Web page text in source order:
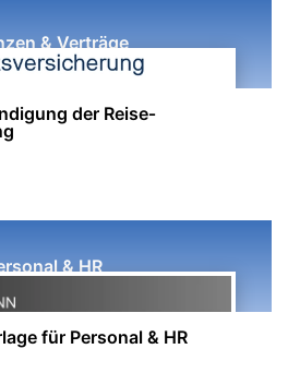
& Verträge
der Reise­
& HR
für Personal & HR